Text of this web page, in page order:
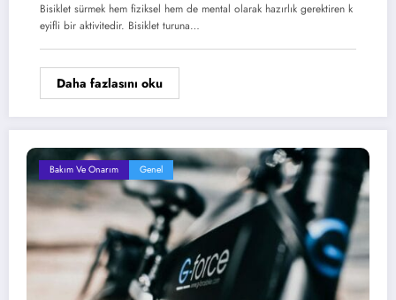
Bisiklet sürmek hem fiziksel hem de mental olarak hazırlık gerektiren k
eyifli bir aktivitedir. Bisiklet turuna…
Daha fazlasını oku
Bakım Ve Onarım Genel